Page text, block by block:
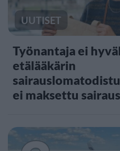
UUTISET
Työnantaja ei
etälääkärin
ei maksettu